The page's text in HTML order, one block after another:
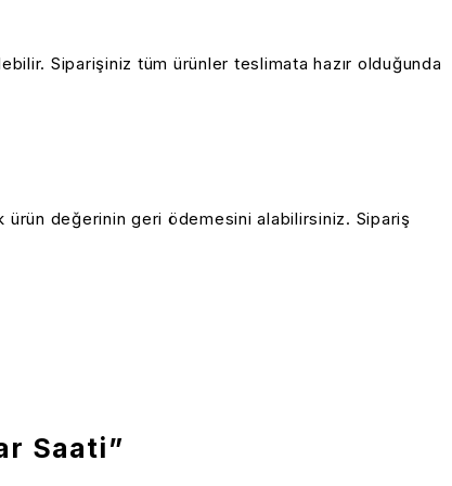
Siparişiniz tüm ürünler teslimata hazır olduğunda
ürün değerinin geri ödemesini alabilirsiniz. Sipariş
Saati”